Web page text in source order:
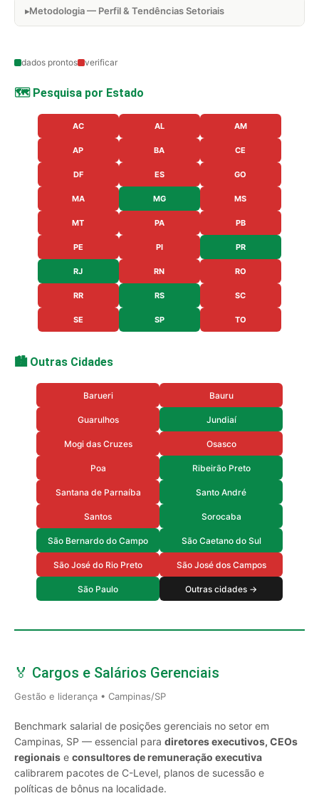
Metodologia — Perfil & Tendências Setoriais
dados prontos verificar
🗺️ Pesquisa por Estado
AC AL AM
AP BA CE
DF ES GO
MA MG MS
MT PA PB
PE PI PR
RJ RN RO
RR RS SC
SE SP TO
🏙️ Outras Cidades
Barueri Bauru
Guarulhos Jundiaí
Mogi das Cruzes Osasco
Poa Ribeirão Preto
Santana de Parnaíba Santo André
Santos Sorocaba
São Bernardo do Campo São Caetano do Sul
São José do Rio Preto São José dos Campos
São Paulo Outras cidades →
🏅 Cargos e Salários Gerenciais
Gestão e liderança • Campinas/SP
Benchmark salarial de posições gerenciais no setor em
Campinas, SP — essencial para diretores executivos, CEOs
regionais e consultores de remuneração executiva
calibrarem pacotes de C-Level, planos de sucessão e
políticas de bônus na localidade.